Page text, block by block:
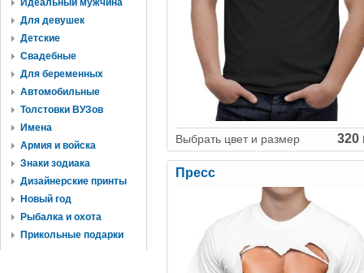
Идеальный мужчина
Для девушек
Детские
Свадебные
Для беременных
Автомобильные
Толстовки ВУЗов
Имена
Армия и войска
Знаки зодиака
Дизайнерские принты
Новый год
Рыбалка и охота
Прикольные подарки
Выбрать цвет и размер 320
Пресс